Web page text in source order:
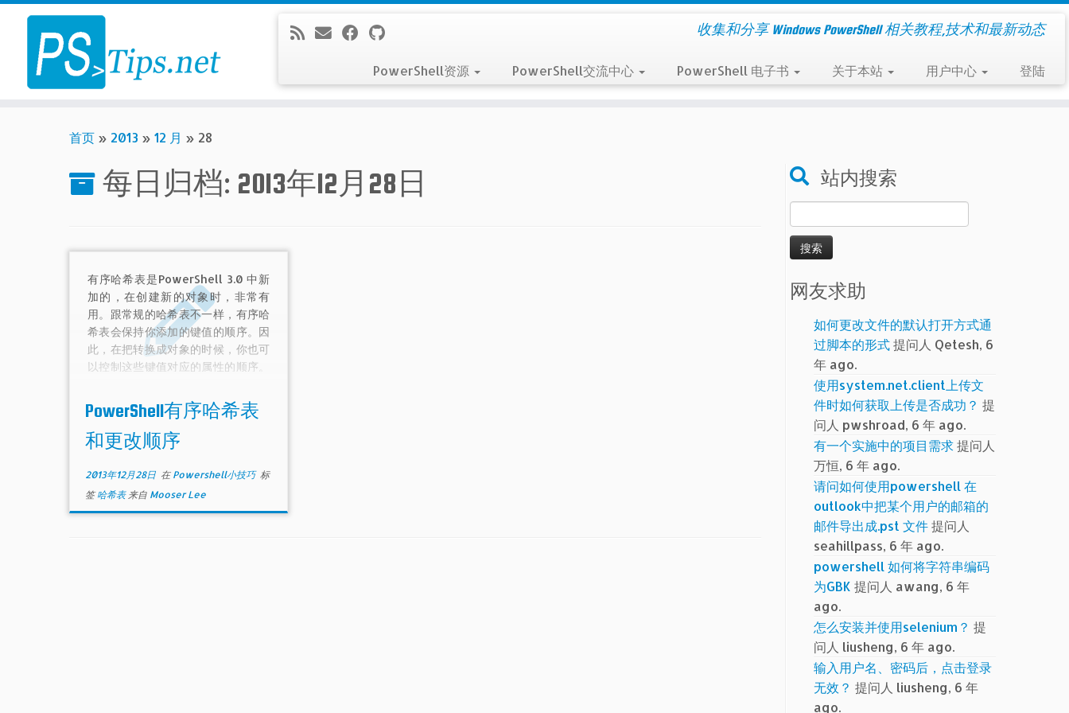
Skip
content
收集和分享 Windows PowerShell 相关教程,技术和最新动态
PowerShell资源 PowerShell交流中心 PowerShell 电子书 关于本站 用户中心 登陆
首页 » 2013 » 12 月 » 28
每日归档: 2013年12月28日
有序哈希表是PowerShell 3.0 中新
加的，在创建新的对象时，非常有
用。跟常规的哈希表不一样，有序哈
希表会保持你添加的键值的顺序。因
此，在把转换成对象的时候，你也可
以控制这些键值对应的属性的顺序。
然在后面指定，但我不想它跟在所有
的属性后面，比如位于第二个属性。
此时可以尝试Inser方法。
PowerShell有序哈希表
和更改顺序
2013年12月28日 在 Powershell小技巧 标
签哈希表 来自 Mooser Lee
站内搜索
索：
网友求助
如何更改文件的默认打开方式通
过脚本的形式提问人 Qetesh, 6
年 ago.
使用system.net.client上传文
件时如何获取上传是否成功？ 提
问人 pwshroad, 6 年 ago.
有一个实施中的项目需求提问人
万恒, 6 年 ago.
请问如何使用powershell 在
outlook中把某个用户的邮箱的
邮件导出成.pst 文件提问人
seahillpass, 6 年 ago.
powershell 如何将字符串编码
为GBK 提问人 awang, 6 年
ago.
怎么安装并使用selenium？ 提
问人 liusheng, 6 年 ago.
输入用户名、密码后，点击登录
无效？ 提问人 liusheng, 6 年
ago.